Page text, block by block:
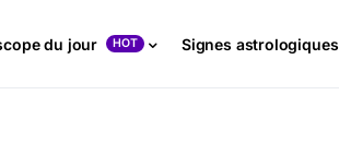
du jour HOT Signes astrologiques